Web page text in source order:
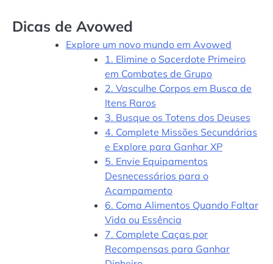
Dicas de Avowed
Explore um novo mundo em Avowed
1. Elimine o Sacerdote Primeiro
em Combates de Grupo
2. Vasculhe Corpos em Busca de
Itens Raros
3. Busque os Totens dos Deuses
4. Complete Missões Secundárias
e Explore para Ganhar XP
5. Envie Equipamentos
Desnecessários para o
Acampamento
6. Coma Alimentos Quando Faltar
Vida ou Essência
7. Complete Caças por
Recompensas para Ganhar